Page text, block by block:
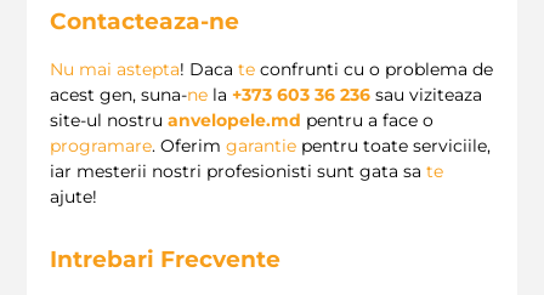
Contacteaza-ne
Nu mai astepta! Daca te confrunti cu o problema de
acest gen, suna-ne la +373 603 36 236 sau viziteaza
site-ul nostru anvelopele.md pentru a face o
programare. Oferim garantie pentru toate serviciile,
iar mesterii nostri profesionisti sunt gata sa te
ajute!
Intrebari Frecvente